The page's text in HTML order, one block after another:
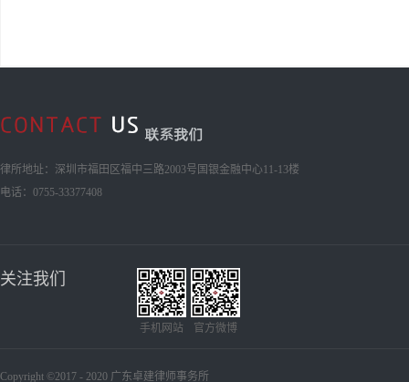
Copyright ©2017 - 2020 广东卓建律师事务所
律所地址：深圳市福田区福中三路2003号国银金融中心11-13楼
电话：0755-33377408
关注我们
手机网站 官方微博